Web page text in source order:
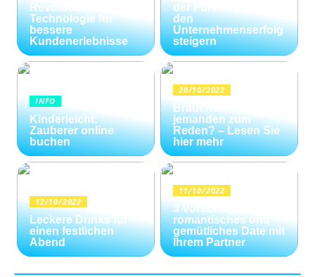
Revolutionäre
Technologie für
bessere
Kundenerlebnisse
der Führungskräfte
den
Unternehmenserfolg
steigern
INFO
Kinderleicht:
Zauberer online
buchen
20/10/2022
Brauchen Sie
jemanden zum
Reden? – Lesen Sie
hier mehr
12/10/2022
Leckere Drinks für
einen festlichen
Abend
11/10/2022
3 Vorschläge für ein
romantisches und
gemütliches Date mit
Ihrem Partner